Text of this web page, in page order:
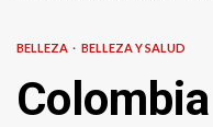
BELLEZA BELLEZA Y SALUD